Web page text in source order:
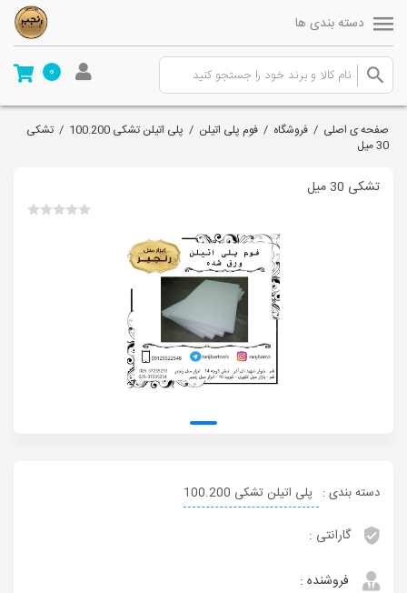
دسته بندی ها
0
صفحه ی اصلی / فروشگاه / فوم پلی اتیلن / پلی اتیلن تشکی 100.200 / تشکی
30 میل
تشکی 30 میل
دسته بندی : پلی اتیلن تشکی 100.200
گارانتی :
فروشنده :